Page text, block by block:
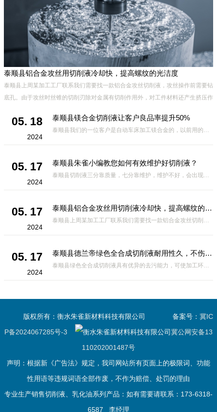
泰顺县铝合金攻丝用切削液冷却快，提高螺纹的光洁度
泰顺县上周某加工工厂联系我们需要找一款铝合金攻丝切削液，攻丝操作前需要钻
底孔。由于攻丝时丝锥的切削刃除对金属有切削作用外，对工件材料还产生挤压作
05. 18
2024
泰顺县镁合金切削液让客户良品率提升50%
05. 17
2024
泰顺县朱雀小编教您如何有效维护好切削液？
05. 17
2024
泰顺县铝合金攻丝用切削液冷却快，提高螺纹的光洁度
05. 17
2024
泰顺县德兰帝绿色全合成切削液耐用性久，不伤手无刺鼻性气味
版权所有：衡水朱雀新材料科技有限公司 备案号： 冀IC
P备2024067285号-3
冀公网安备13
110202001487号
声明：根据新《广告法》规定，我司网站所有页面上的极限词、功能
性用语等违规词语全部作废，不作为赔偿、处罚的理由
专业生产销售切削液、乳化油系列产品：如有需要请联系：173-6318-
6587 李经理